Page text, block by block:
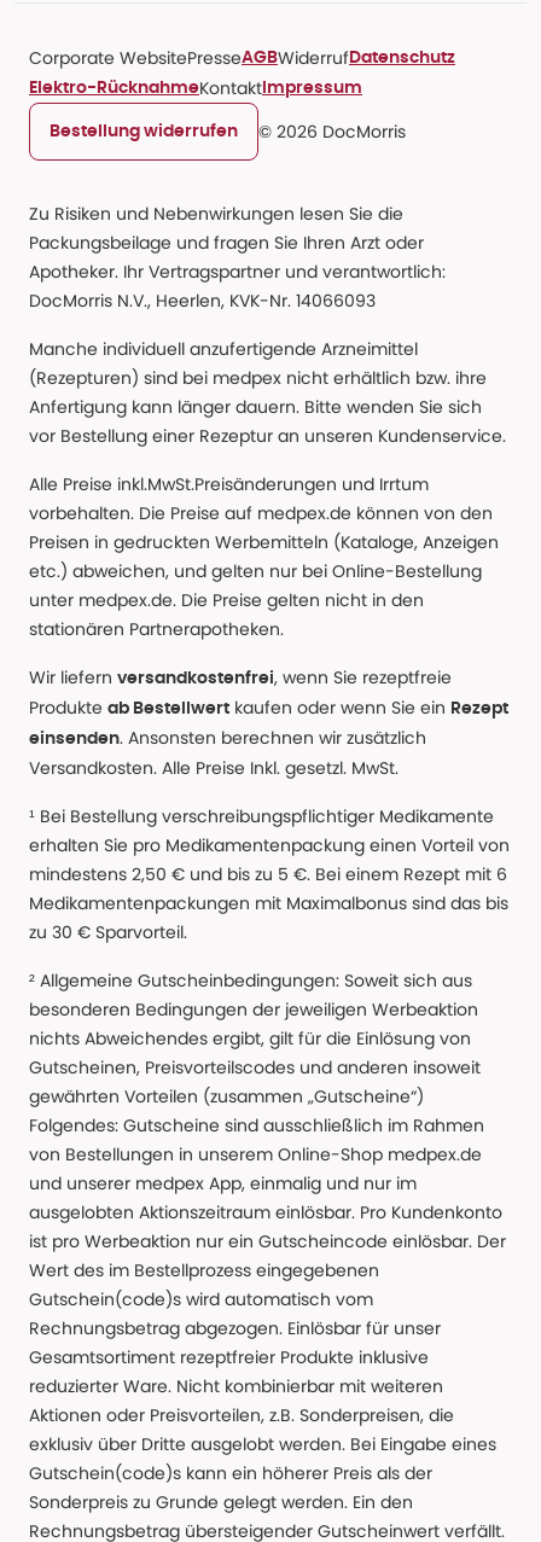
Corporate WebsitePresseAGBWiderruf Datenschutz
Elektro-RücknahmeKontakt Impressum
Bestellung widerrufen © 2026 DocMorris
Zu Risiken und Nebenwirkungen lesen Sie die
Packungsbeilage und fragen Sie Ihren Arzt oder
Apotheker. Ihr Vertragspartner und verantwortlich:
DocMorris N.V., Heerlen, KVK-Nr. 14066093
Manche individuell anzufertigende Arzneimittel
(Rezepturen) sind bei medpex nicht erhältlich bzw. ihre
Anfertigung kann länger dauern. Bitte wenden Sie sich
vor Bestellung einer Rezeptur an unseren Kundenservice.
Alle Preise inkl.MwSt.Preisänderungen und Irrtum
vorbehalten. Die Preise auf medpex.de können von den
Preisen in gedruckten Werbemitteln (Kataloge, Anzeigen
etc.) abweichen, und gelten nur bei Online-Bestellung
unter medpex.de. Die Preise gelten nicht in den
stationären Partnerapotheken.
Wir liefern versandkostenfrei, wenn Sie rezeptfreie
Produkte ab Bestellwert kaufen oder wenn Sie ein Rezept
einsenden. Ansonsten berechnen wir zusätzlich
Versandkosten. Alle Preise Inkl. gesetzl. MwSt.
¹ Bei Bestellung verschreibungspflichtiger Medikamente
erhalten Sie pro Medikamentenpackung einen Vorteil von
mindestens 2,50 € und bis zu 5 €. Bei einem Rezept mit 6
Medikamentenpackungen mit Maximalbonus sind das bis
zu 30 € Sparvorteil.
² Allgemeine Gutscheinbedingungen: Soweit sich aus
besonderen Bedingungen der jeweiligen Werbeaktion
nichts Abweichendes ergibt, gilt für die Einlösung von
Gutscheinen, Preisvorteilscodes und anderen insoweit
gewährten Vorteilen (zusammen „Gutscheine“)
Folgendes: Gutscheine sind ausschließlich im Rahmen
von Bestellungen in unserem Online-Shop medpex.de
und unserer medpex App, einmalig und nur im
ausgelobten Aktionszeitraum einlösbar. Pro Kundenkonto
ist pro Werbeaktion nur ein Gutscheincode einlösbar. Der
Wert des im Bestellprozess eingegebenen
Gutschein(code)s wird automatisch vom
Rechnungsbetrag abgezogen. Einlösbar für unser
Gesamtsortiment rezeptfreier Produkte inklusive
reduzierter Ware. Nicht kombinierbar mit weiteren
Aktionen oder Preisvorteilen, z.B. Sonderpreisen, die
exklusiv über Dritte ausgelobt werden. Bei Eingabe eines
Gutschein(code)s kann ein höherer Preis als der
Sonderpreis zu Grunde gelegt werden. Ein den
Rechnungsbetrag übersteigender Gutscheinwert verfällt.